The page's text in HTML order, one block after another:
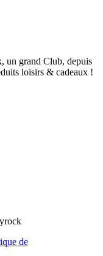
un grand Club, depuis
loisirs & cadeaux !
de